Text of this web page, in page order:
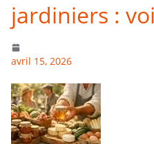
jardiniers :
avril 15, 2026